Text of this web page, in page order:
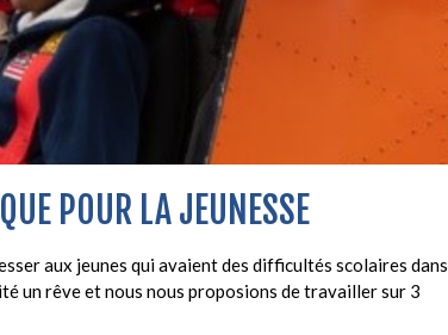
POUR LA JEUNESSE
aux jeunes qui avaient des difficultés scolaires dans
un rêve et nous nous proposions de travailler sur 3